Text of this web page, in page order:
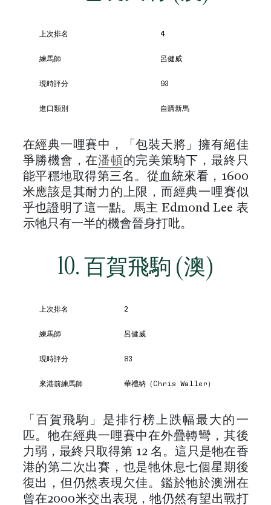
上次排名 4
練馬師 呂健威
現時評分 93
進口類別 自購新馬
在經典一哩賽中，「包裝天將」擁有絕佳
爭勝機會，在潘頓 的完美策騎下，最終只
能平穩地取得第三名。從血統來看，1600
米應該是其耐力的上限，而經典一哩賽似
乎也證明了這一點。馬主 Edmond Lee 表
示牠只有一半的機會晉身打吡。
10. 百賀飛駒 (澳)
上次排名 2
練馬師 呂健威
現時評分 83
來港前練馬師 華禮納（Chris Waller）
「百賀飛駒」是排行榜上跌幅最大的一
匹。牠在經典一哩賽中在外疊轉彎，其後
力弱，最終只取得第 12 名。這只是牠在香
港的第二次出賽，也是牠休息七個星期後
復出，但仍然表現欠佳。鑑於牠於澳洲在
曾在2000米交出表現，牠仍然有望出戰打